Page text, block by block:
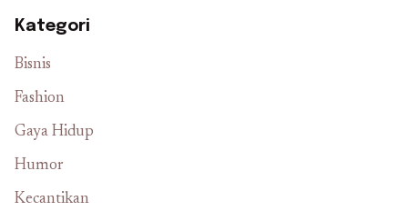
Kategori
Bisnis
Fashion
Gaya Hidup
Humor
Kecantikan